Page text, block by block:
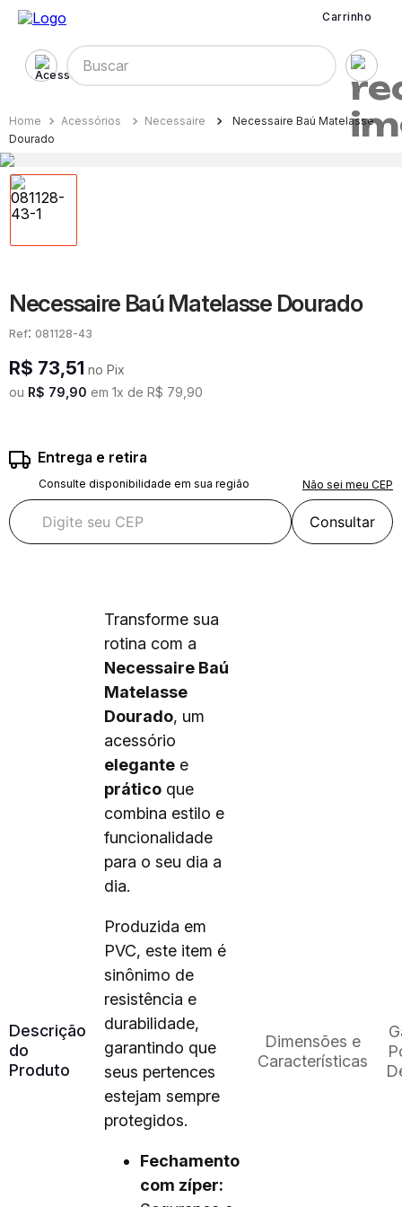
Carrinho
Buscar
Acessórios Necessaire
Necessaire Baú Matelasse
Dourado
Necessaire Baú Matelasse Dourado
: 081128-43
R$ 73,51 no Pix
ou R$ 79 90 em 1x de R$ 79 90
Entrega e retira
Consulte disponibilidade em sua região Não sei meu CEP
Consultar
Descrição
do
Produto
Transforme sua
rotina com a
Necessaire Baú
Matelasse
Dourado, um
acessório
elegante e
prático que
combina estilo e
funcionalidade
para o seu dia a
dia.
Produzida em
PVC, este item é
sinônimo de
resistência e
durabilidade,
garantindo que
seus pertences
estejam sempre
protegidos.
Fechamento
com zíper:
Dimensões e
Características